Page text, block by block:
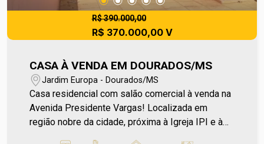
R$ 390.000,00
R$ 370.000,00 V
CASA À VENDA EM DOURADOS/MS
Jardim Europa - Dourados/MS
Casa residencial com salão comercial à venda na
Avenida Presidente Vargas! Localizada em
região nobre da cidade, próxima à Igreja IPI e à